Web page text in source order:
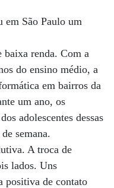
São Paulo um
baixa renda. Com a
do ensino médio, a
em bairros da
um ano, os
adolescentes dessas
semana.
A troca de
lados. Uns
positiva de contato